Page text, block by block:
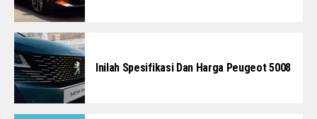
Inilah Spesifikasi Dan Harga Peugeot 5008